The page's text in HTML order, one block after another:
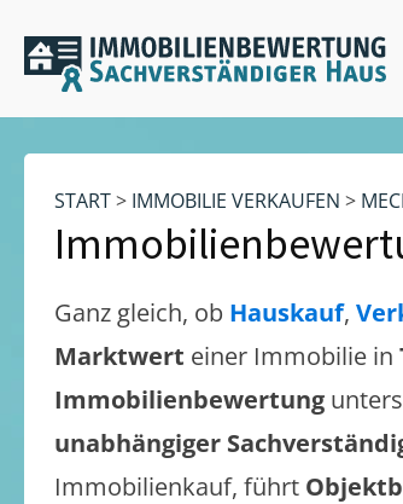
START> IMMOBILIE VERKAUFEN >
Ganz gleich, ob Hauskauf,
Marktwert einer Immobilie in
Immobilienbewertung
unabhängiger
Immobilienkauf, führt